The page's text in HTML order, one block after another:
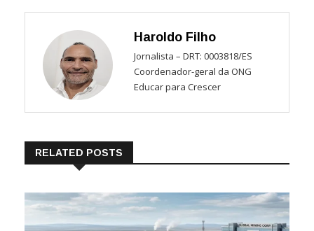
Haroldo Filho
Jornalista – DRT: 0003818/ES
Coordenador-geral da ONG
Educar para Crescer
RELATED POSTS